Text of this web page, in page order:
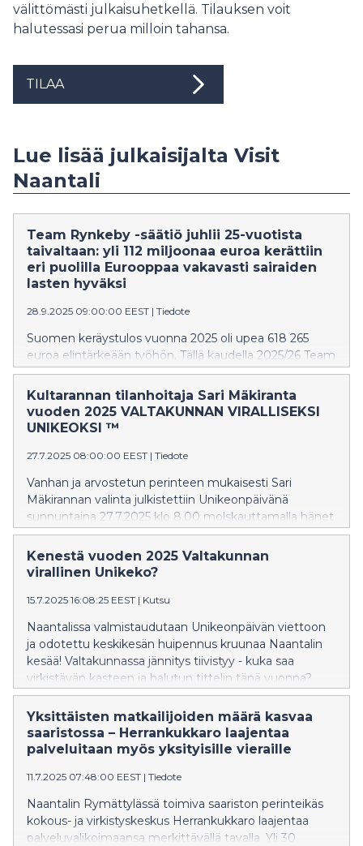
välittömästi julkaisuhetkellä. Tilauksen voit
halutessasi perua milloin tahansa.
TILAA
Lue lisää julkaisijalta Visit
Naantali
Team Rynkeby -säätiö juhlii 25-vuotista
taivaltaan: yli 112 miljoonaa euroa kerättiin
eri puolilla Eurooppaa vakavasti sairaiden
lasten hyväksi
28.9.2025 09:00:00 EEST | Tiedote
Suomen keräystulos vuonna 2025 oli upea 618 265
euroa elintärkeään työhön. Tällä kaudella 2025/26 Team
Rynkeby Säätiö juhlii 25-vuotispäiväänsä tunnuksella
"Making a Difference Since 2002". Viimeisen
neljännesvuosisadan aikana järjestö on yhdistänyt
tuhansia vapaaehtoisia pyöräilijöitä ja huoltohenkilöstöä
vakavasti sairaiden lasten ja heidän perheidensä
tukemiseen.
Kultarannan tilanhoitaja Sari Mäkiranta
vuoden 2025 VALTAKUNNAN VIRALLISEKSI
UNIKEOKSI ™
27.7.2025 08:00:00 EEST | Tiedote
Vanhan ja arvostetun perinteen mukaisesti Sari
Mäkirannan valinta julkistettiin Unikeonpäivänä
sunnuntaina 27.7.2025 klo 8.00 molskauttamalla hänet
mereen Naantalin vanhan kaupungin vierassatamassa.
Kenestä vuoden 2025 Valtakunnan
virallinen Unikeko?
15.7.2025 16:08:25 EEST | Kutsu
Naantalissa valmistaudutaan Unikeonpäivän viettoon
ja odotettu keskikesän huipennus kruunaa Naantalin
kesää! Valtakunnassa jännitys tiivistyy - kuka saa
virkistävän kasteen ja halutun tittelin tänä vuonna?
Kuka paljastuu vuoden 2025 Valtakunnan Viralliseksi
Unikeoksi?
Yksittäisten matkailijoiden määrä kasvaa
saaristossa – Herrankukkaro laajentaa
palveluitaan myös yksityisille vieraille
11.7.2025 07:48:00 EEST | Tiedote
Naantalin Rymättylässä toimiva saariston perinteikäs
kokous- ja virkistyskeskus Herrankukkaro laajentaa
palveluvalikoimaansa merkittävällä tavalla. Yli 30